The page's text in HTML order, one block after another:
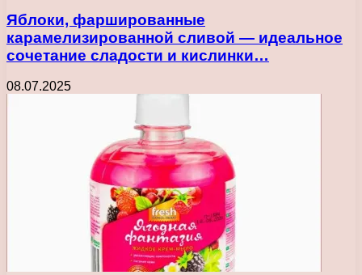
Яблоки, фаршированные
карамелизированной сливой — идеальное
сочетание сладости и кислинки…
08.07.2025